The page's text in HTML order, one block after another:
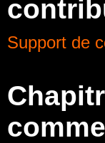
Support de